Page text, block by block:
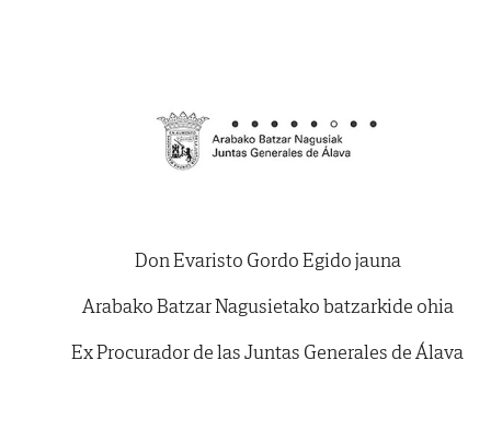
Don Evaristo Gordo Egido jauna
Arabako Batzar Nagusietako batzarkide ohia
Ex Procurador de las Juntas Generales de Álava